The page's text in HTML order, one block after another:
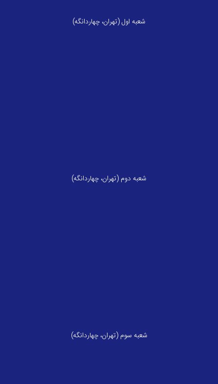
شعبه اول (تهران، چهاردانگه)
شعبه دوم (تهران، چهاردانگه)
شعبه سوم (تهران، چهاردانگه)